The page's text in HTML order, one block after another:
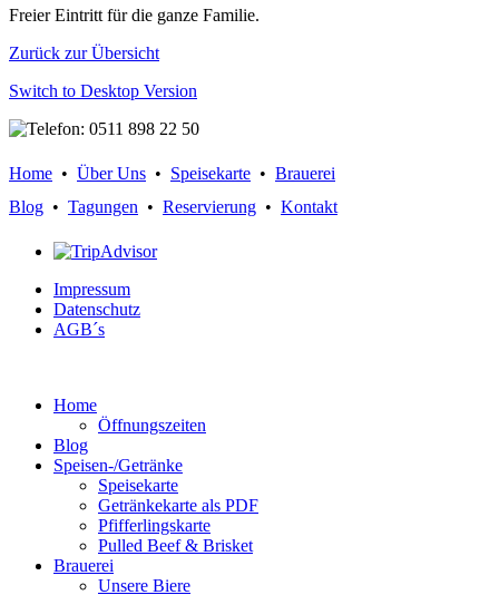
Freier Eintritt für die ganze Familie.
Zurück zur Übersicht
Switch to Desktop Version
Home • Über Uns • Speisekarte • Brauerei
Blog • Tagungen • Reservierung • Kontakt
Impressum
Datenschutz
AGB´s
Home
Öffnungszeiten
Blog
Speisen-/Getränke
Speisekarte
Getränkekarte als PDF
Pfifferlingskarte
Pulled Beef & Brisket
Brauerei
Unsere Biere